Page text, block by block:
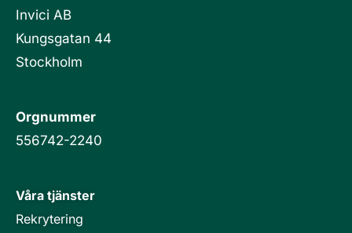
Invici AB
Kungsgatan 44
Stockholm
Orgnummer
556742-2240
Våra tjänster
Rekrytering